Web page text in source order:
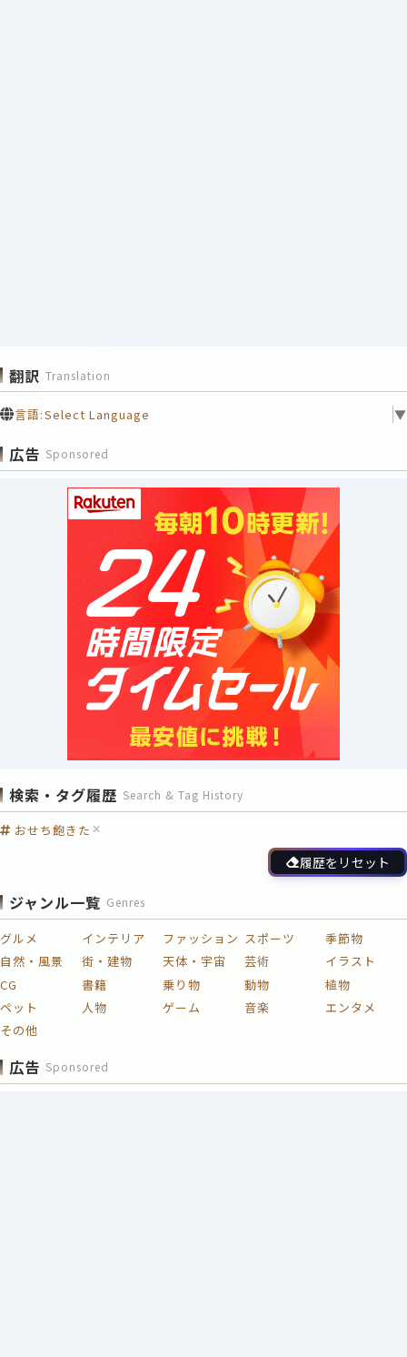
翻訳 Translation
言語:Select Language ▼
広告 Sponsored
検索・タグ履歴 Search & Tag History
おせち飽きた
履歴をリセット
ジャンル一覧 Genres
グルメ インテリア ファッション スポーツ
季節物
自然・風景
街・建物 天体・宇宙 芸術
イラスト
CG
書籍 乗り物 動物
植物
ペット
人物 ゲーム 音楽
エンタメ
その他
広告 Sponsored